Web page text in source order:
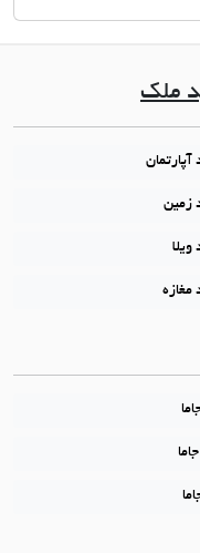
ملک
آپارتمان
زمین
ویلا
مغازه